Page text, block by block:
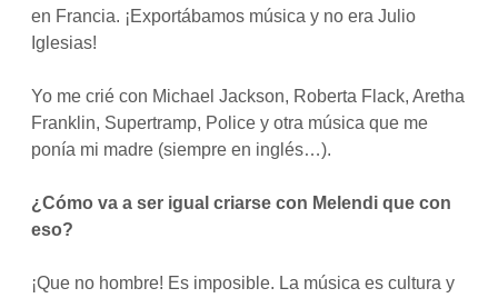
en Francia. ¡Exportábamos música y no era Julio
Iglesias!
Yo me crié con Michael Jackson, Roberta Flack, Aretha
Franklin, Supertramp, Police y otra música que me
ponía mi madre (siempre en inglés…).
¿Cómo va a ser igual criarse con Melendi que con
eso?
¡Que no hombre! Es imposible. La música es cultura y